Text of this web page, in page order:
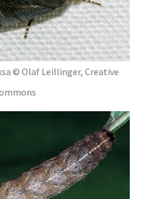
© Olaf Leillinger, Creative